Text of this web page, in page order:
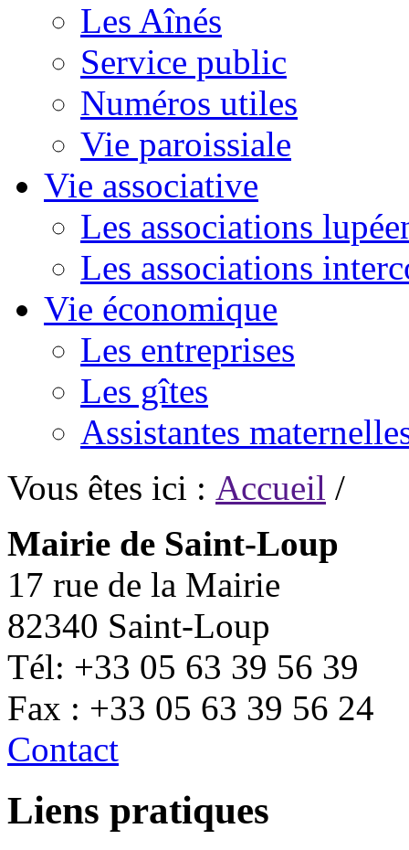
Les Aînés
Service public
Numéros utiles
Vie paroissiale
Vie associative
Les associations
Les associations
Vie économique
Les entreprises
Les gîtes
Assistantes
Vous êtes ici : Accueil /
Mairie de Saint-Loup
17 rue de la Mairie
82340 Saint-Loup
Tél: +33 05 63 39 56 39
Fax : +33 05 63 39 56 24
Contact
Liens pratiques